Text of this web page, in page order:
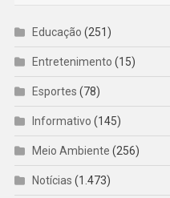
Educação (251)
Entretenimento (15)
Esportes (78)
Informativo (145)
Meio Ambiente (256)
Notícias (1.473)